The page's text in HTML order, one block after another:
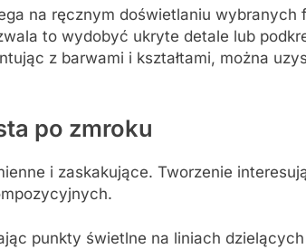
na ręcznym doświetlaniu wybranych
to wydobyć ukryte detale lub
z barwami i kształtami, można
po zmroku
i zaskakujące. Tworzenie
punkty świetlne na liniach